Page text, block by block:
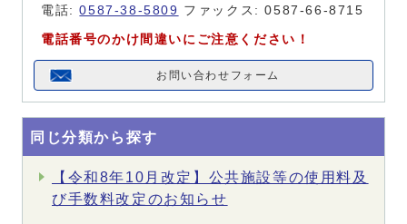
電話:0587-38-5809 ファックス: 0587-66-8715
電話番号のかけ間違いにご注意ください！
お問い合わせフォーム
同じ分類から探す
【令和8年10月改定】公共施設等の使用料及
び手数料改定のお知らせ